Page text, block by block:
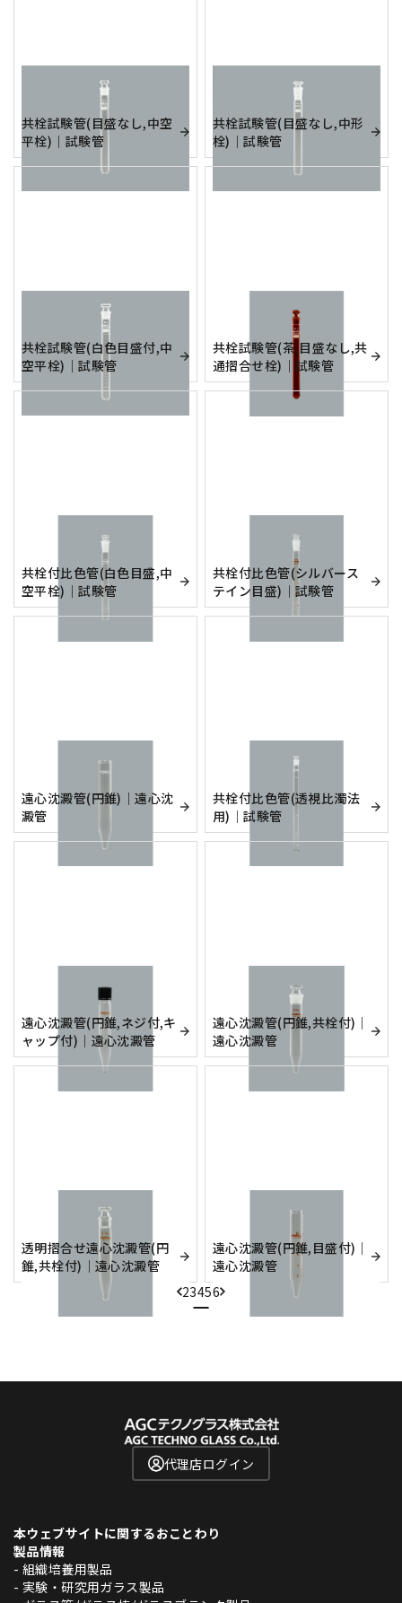
共栓試験管(目盛なし,中空
平栓)｜試験管
共栓試験管(目盛なし,中形
栓)｜試験管
共栓試験管(白色目盛付,中
空平栓)｜試験管
共栓試験管(茶,目盛なし,共
通摺合せ栓)｜試験管
共栓付比色管(白色目盛,中
空平栓)｜試験管
共栓付比色管(シルバース
テイン目盛)｜試験管
遠心沈澱管(円錐)｜遠心沈
澱管
共栓付比色管(透視比濁法
用)｜試験管
遠心沈澱管(円錐,ネジ付,キ
ャップ付)｜遠心沈澱管
遠心沈澱管(円錐,共栓付)｜
遠心沈澱管
透明摺合せ遠心沈澱管(円
錐,共栓付)｜遠心沈澱管
遠心沈澱管(円錐,目盛付)｜
遠心沈澱管
23456
代理店ログイン
本ウェブサイトに関するおことわり
製品情報
- 組織培養用製品
- 実験・研究用ガラス製品